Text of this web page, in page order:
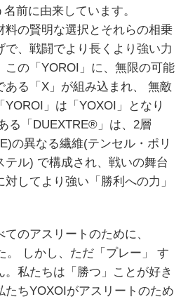
前に由来しています。
料の賢明な選択とそれらの相乗
で、戦闘でより長くより強い力
この「YOROI」に、無限の可能
ある「X」が組み込まれ、 無敵
」は「YOXOI」となり
る「DUEXTRE®︎」は、2層
の異なる繊維(テンセル・ポリ
テル) で構成され、戦いの舞台
してより強い「勝利への力」
のアスリートのために、
。 しかし、ただ「プレー」 す
。私たちは「勝つ」ことが好き
たちYOXOIがアスリートのため